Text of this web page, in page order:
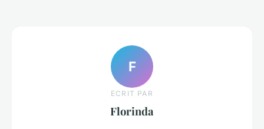
F
ECRIT PAR
Florinda